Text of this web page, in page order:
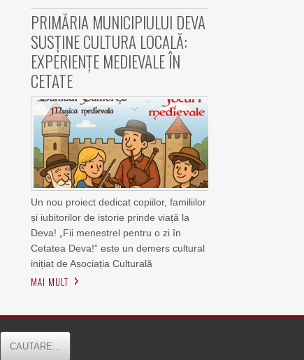
PRIMĂRIA MUNICIPIULUI DEVA
SUSȚINE CULTURA LOCALĂ:
EXPERIENȚE MEDIEVALE ÎN
CETATE
Un nou proiect dedicat copiilor, familiilor
și iubitorilor de istorie prinde viață la
Deva! „Fii menestrel pentru o zi în
Cetatea Deva!” este un demers cultural
inițiat de Asociația Culturală
MAI MULT